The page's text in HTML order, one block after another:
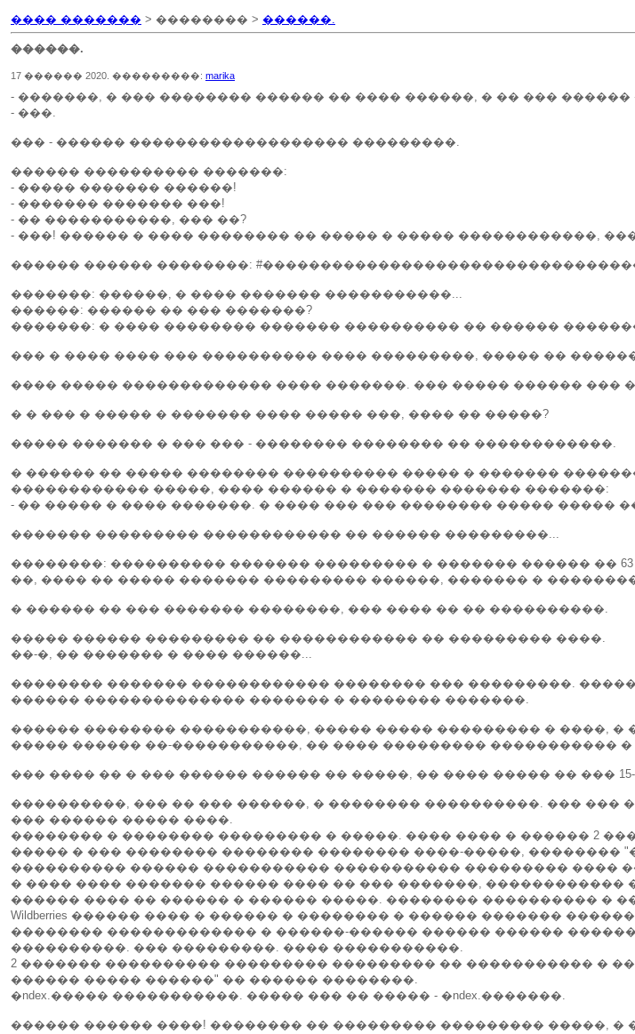
���� ������� > �������� > ������.
������.
17 ������ 2020. ���������: marika
- �������, � ��� �������� ������ �� ���� ������, � �� ��� ������
- ���.
��� - ������ ������������������� ���������.
������ ���������� �������:
- ����� ������� ������!
- ������� ������� ���!
- �� �����������, ��� ��?
- ���! ������ � ���� �������� �� ����� � ����� ������������,
������ ������ ��������:
�������: ������, � ���� ������� �����������...
������: ������ �� ��� �������?
�������: � ���� �������� ������� ���������� �� ������
��� � ���� ���� ��� ���������� ���� ���������, ����� ��
���� ����� ������������� ���� �������. ��� ����� ������ ���
� � ��� � ����� � ������� ���� ����� ���, ���� �� �����?
����� ������� � ��� ��� - �������� �������� �� ������������.
� ������ �� ����� �������� ���������� ����� � �������
������������ �����, ���� ������ � ������� ������� �������:
- �� ����� � ���� �������. � ���� ��� ��� �������� ����� �����
������� ��������� ������������ �� ������ ���������...
��������: ���������� ������� ��������� � ������� ������ �� 63
��, ���� �� ����� ������� ��������� ������, ������� �
� ������ �� ��� ������� ��������, ��� ���� �� �� ����������.
����� ������ ��������� �� ������������ �� ��������� ����.
��-�, �� ������� � ���� ������...
�������� ������� ������������ �������� ��� ���������.
������ �������������� ������� � �������� �������.
������ �������� �����������, ����� ����� ��������� � ����,
����� ������ ��-�����������, �� ���� ��������� �����������
��� ���� �� � ��� ������ ������ �� �����, �� ���� ����� �� ��� 15-
����������, ��� �� ��� ������, � �������� ����������. ��� ���
��� ������ ����� ����.
�������� � �������� ��������� � �����. ���� ���� � ������ 2
����� � ��� �������� �������� �������� ����-�����, ��������
���������� ������ ����������� ����������� ��������� ����
� ���� ���� ������� ������ ���� �� ��� �������, ������������
������ ���� �� ������ � ������ �����. �������� ���������� �
Wildberries ������ ���� � ������ � �������� � ������ �������
�������� ������������� � ������-������ ������ ������
����������. ��� ���������. ���� �����������.
2 ������� ���������� ��������� ��������� �� ����������� �
������ ����� ������" �� ������ ��������.
�ndex.����� �����������. ����� ��� �� ����� - �ndex.�������.
������ ������ ����! �������� �� ��������� ��������� �����, �